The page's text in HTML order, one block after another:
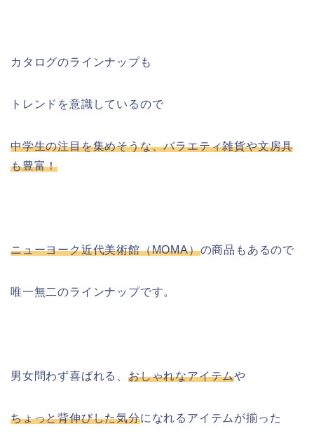
カタログのラインナップも
トレンドを意識しているので
中学生の注目を集めそうな、バラエティ雑貨や文房具
も豊富！
ニューヨーク近代美術館（MOMA）の商品もあるので
唯一無二のラインナップです。
男女問わず喜ばれる、 おしゃれなアイテムや
ちょっと背伸びした気分になれるアイテムが揃った